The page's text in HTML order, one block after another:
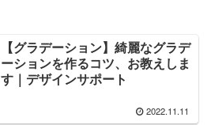
【グラデーション】綺麗なグラデ
ーションを作るコツ、お教えしま
す｜デザインサポート
2022.11.11